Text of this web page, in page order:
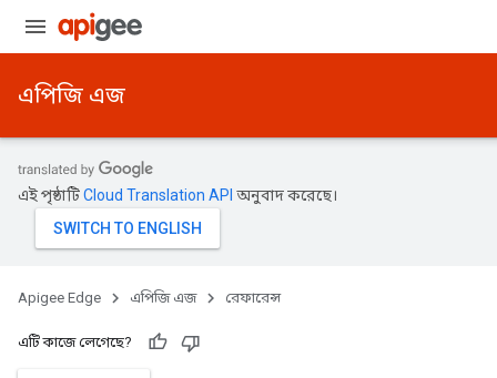
এপিজি এজ
এই পৃষ্ঠাটিCloud Translation API অনুবাদ করেছে।
Apigee Edge এপিজি এজ রেফারেন্স
এটি কাজে লেগেছে?